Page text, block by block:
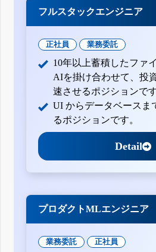
フルスタックエンジニア
正社員 業務委託
10年以上蓄積したファ
AIを掛け合わせて、投
速させるポジションです
UI からデータベースま
るポジションです。
Detail
プロダクトMLエンジニア
業務委託 正社員